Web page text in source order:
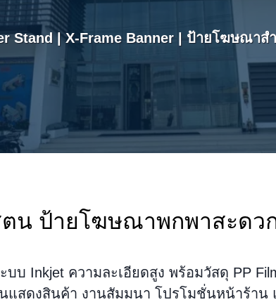
Stand | X-Frame Banner | ป้ายโฆษณาส
น ป้ายโฆษณาพกพาสะดว
บบ Inkjet ความละเอียดสูง พร้อมวัสดุ PP
แสดงสินค้า งานสัมมนา โปรโมชั่นหน้าร้าน